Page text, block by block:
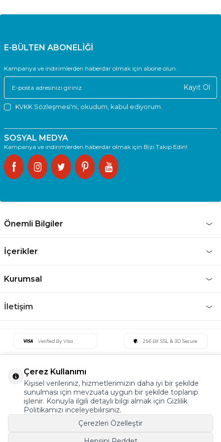
E-BÜLTEN ABONELİĞİ
Kampanya ve indirimlerden haberdar olmak için abone olun.
Kayıt Ol
KVKK Sözleşmesi'ni , okudum, kabul ediyorum.
SOSYAL MEDYA
Kampanya ve indirimlerden haberdar olmak için Bizi Takip Edin!
Önemli Bilgiler
İçerikler
Kurumsal
İletişim
Çerez Kullanımı
Kişisel verileriniz, hizmetlerimizin daha iyi bir şekilde
sunulması için mevzuata uygun bir şekilde toplanıp
işlenir. Konuyla ilgili detaylı bilgi almak için Gizlilik
Politikamızı inceleyebilirsiniz.
Çerezleri Özelleştir